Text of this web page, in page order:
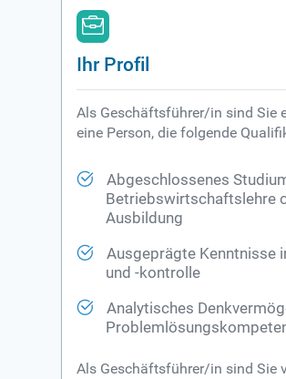
Ihr Profil
Als Geschäftsführer/in sind Sie
eine Person, die folgende
Abgeschlossenes
Betriebswirtschaftslehre
Ausbildung
Ausgeprägte Kenntnisse
und -kontrolle
Analytisches
Als Geschäftsführer/in sind Sie